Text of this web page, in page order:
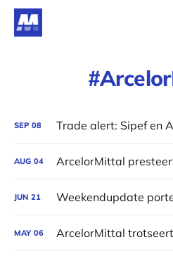
SEP 08
AUG 04
JUN 21 Weekendupdate
MAY 06